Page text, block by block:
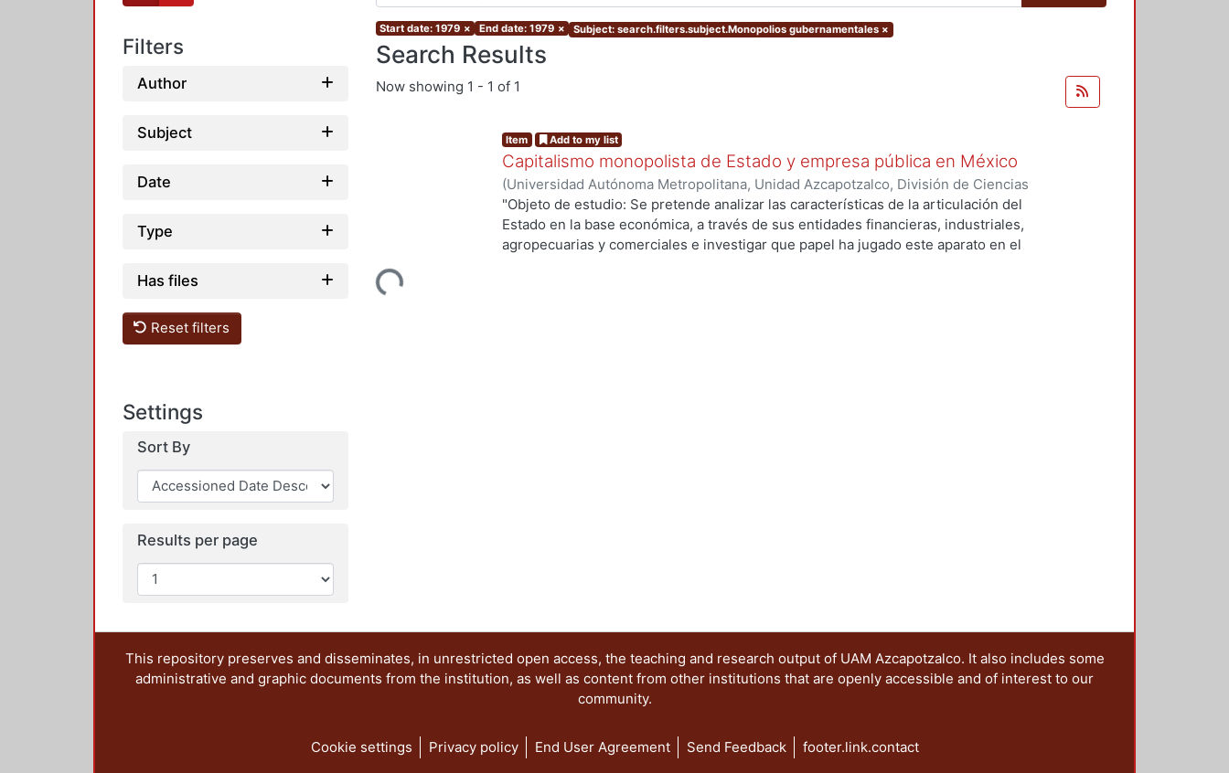
Filters
Author
Subject
Date
Type
Has files
Reset filters
Settings
Sort By
Results per page
Start date: 1979 × End date: 1979 × Subject: search.filters.subject.Monopolios gubernamentales ×
Search Results
Now showing 1 - 1 of 1
Loading...
Item Add to my list
Capitalismo monopolista de Estado y empresa pública en México
(Universidad Autónoma Metropolitana, Unidad Azcapotzalco, División de Ciencias
Sociales y Humanidades, Departamento de Administración,1979 )Núñez Estrada,
Héctor
"Objeto de estudio: Se pretende analizar las características de la articulación del
Estado en la base económica, a través de sus entidades financieras, industriales,
agropecuarias y comerciales e investigar que papel ha jugado este aparato en el
This repository preserves and disseminates, in unrestricted open access, the teaching and research output of UAM Azcapotzalco. It also includes some
administrative and graphic documents from the institution, as well as content from other institutions that are openly accessible and of interest to our
community.
Cookie settings Privacy policy End User Agreement Send Feedback footer.link.contact